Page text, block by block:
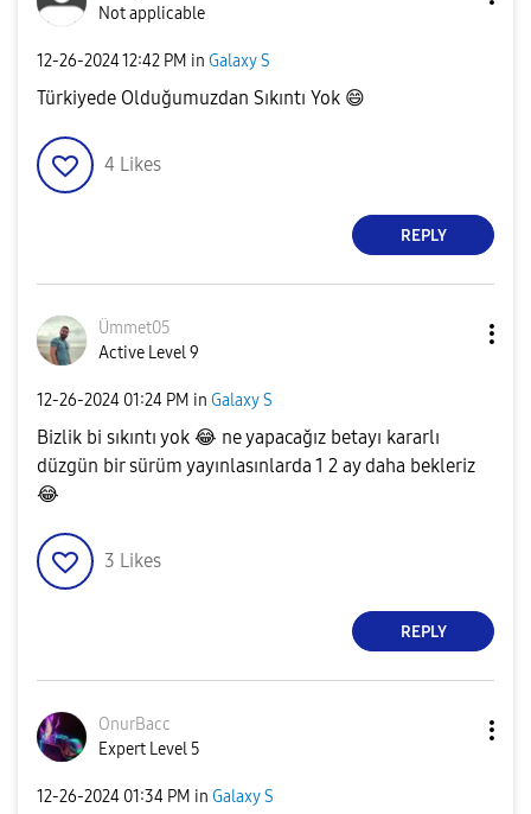
Not applicable
‎12-26-202412:42 PM in Galaxy S
Türkiyede Olduğumuzdan Sıkıntı Yok 😄
4 Likes
REPLY
Ümmet05
Active Level 9
‎12-26-2024 01:24 PM in Galaxy S
Bizlik bi sıkıntı yok 😂 ne yapacağız betayı kararlı
düzgün bir sürüm yayınlasınlarda 1 2 ay daha bekleriz
😂
3 Likes
REPLY
OnurBacc
Expert Level 5
‎12-26-2024 01:34 PM in Galaxy S